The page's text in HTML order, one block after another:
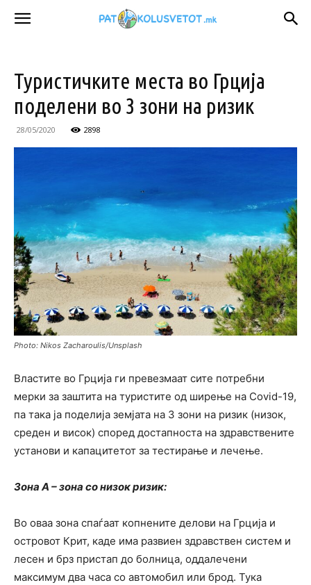
Туристичките места во Грција
поделени во 3 зони на ризик
28/05/2020 2898
Photo: Nikos Zacharoulis/Unsplash
Властите во Грција ги превезмаат сите потребни
мерки за заштита на туристите од ширење на Covid-19,
па така ја поделија земјата на 3 зони на ризик (низок,
среден и висок) според достапноста на здравствените
установи и капацитетот за тестирање и лечење.
Зона А – зона со низок ризик:
Во оваа зона спаѓаат копнените делови на Грција и
островот Крит, каде има развиен здравствен систем и
лесен и брз пристап до болница, оддалечени
максимум два часа со автомобил или брод. Тука